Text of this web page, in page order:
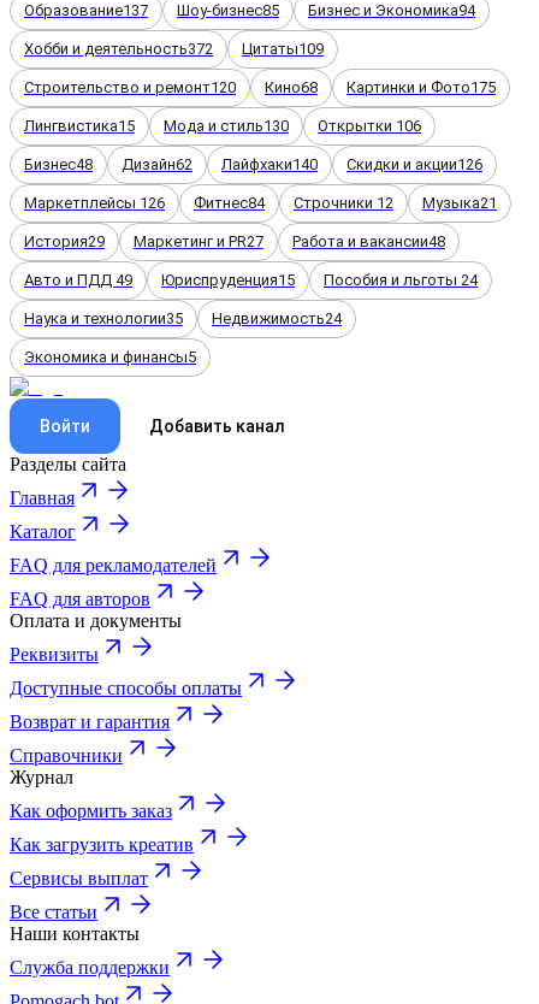
Образование137 Шоу-бизнес85 Бизнес и Экономика94
Хобби и деятельность372 Цитаты109
Строительство и ремонт120 Кино68 Картинки и Фото175
Лингвистика15 Мода и стиль130 Открытки 106
Бизнес48 Дизайн62 Лайфхаки140 Скидки и акции126
Маркетплейсы 126 Фитнес84 Строчники 12 Музыка21
История29 Маркетинг и PR27 Работа и вакансии48
Авто и ПДД 49 Юриспруденция15 Пособия и льготы 24
Наука и технологии35 Недвижимость24
Экономика и финансы5
Войти Добавить канал
Разделы сайта
Главная
Каталог
FAQ для рекламодателей
FAQ для авторов
Оплата и документы
Реквизиты
Доступные способы оплаты
Возврат и гарантия
Справочники
Журнал
Как оформить заказ
Как загрузить креатив
Сервисы выплат
Все статьи
Наши контакты
Служба поддержки